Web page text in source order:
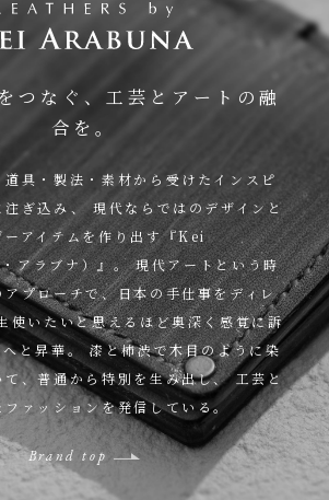
つなぐ、工芸とアートの融
合を。
具・製法・素材から受けたインスピ
ぎ込み、
現代ならではのデザインと
ーアイテムを作り出す『Kei
アラブナ）』。現代アートという時
プローチで、日本の手仕事をディレ
使いたいと思えるほど奥深く感覚に訴
へと昇華。漆と柿渋で木目のように染
、普通から特別を生み出し、工芸と
ァッションを発信している。
Brand top